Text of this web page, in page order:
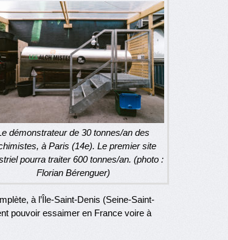
démonstrateur de 30 tonnes/an des
à Paris (14e). Le premier site
pourra traiter 600 tonnes/an. (photo :
Florian Bérenguer)
à l’Île-Saint-Denis (Seine-Saint-
pouvoir essaimer en France voire à